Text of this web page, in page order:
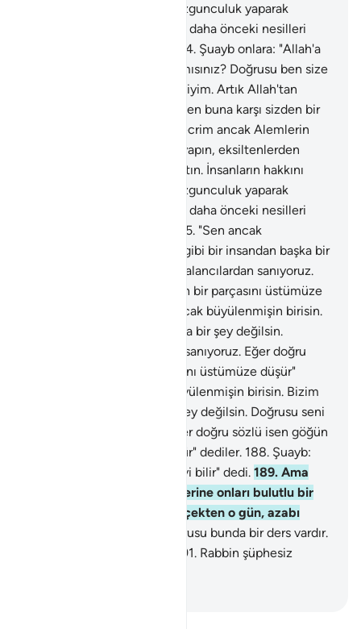
azaltmayın. Yeryüzünde bozgunculuk yaparak
karışıklık çıkarmayın. Sizi ve daha önceki nesilleri
184. Şuayb onlara: "Allah'a
karşı gelmekten sakınmaz mısınız? Doğrusu ben size
gönderilmiş güvenilir bir elçiyim. Artık Allah'tan
sakının ve bana itaat edin. Ben buna karşı sizden bir
ücret istemiyorum, benim ecrim ancak Alemlerin
Rabbine aittir. Ölçüyü tam yapın, eksiltenlerden
olmayın. Doğru terazi ile tartın. İnsanların hakkını
azaltmayın. Yeryüzünde bozgunculuk yaparak
karışıklık çıkarmayın. Sizi ve daha önceki nesilleri
185. "Sen ancak
büyülenmişin birisin. Bizim gibi bir insandan başka bir
şey değilsin. Doğrusu seni yalancılardan sanıyoruz.
Eğer doğru sözlü isen göğün bir parçasını üstümüze
"Sen ancak büyülenmişin birisin.
Bizim gibi bir insandan başka bir şey değilsin.
Doğrusu seni yalancılardan sanıyoruz. Eğer doğru
sözlü isen göğün bir parçasını üstümüze düşür"
"Sen ancak büyülenmişin birisin. Bizim
gibi bir insandan başka bir şey değilsin. Doğrusu seni
yalancılardan sanıyoruz. Eğer doğru sözlü isen göğün
bir parçasını üstümüze düşür" dediler. 188. Şuayb:
"Rabbim yaptıklarınızı çok iyi bilir" dedi. 189. Ama
onu yalanladılar. Bunun üzerine onları bulutlu bir
günün azabı yakaladı. Gerçekten o gün, azabı
Doğrusu bunda bir ders vardır.
191. Rabbin şüphesiz